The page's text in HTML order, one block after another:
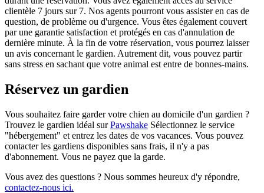
clientèle 7 jours sur 7. Nos agents pourront vous assister en cas de
question, de problème ou d'urgence. Vous êtes également couvert
par une garantie satisfaction et protégés en cas d'annulation de
dernière minute. À la fin de votre réservation, vous pourrez laisser
un avis concernant le gardien. Autrement dit, vous pouvez partir
sans stress en sachant que votre animal est entre de bonnes-mains.
Réservez un gardien
Vous souhaitez faire garder votre chien au domicile d'un gardien ?
Trouvez le gardien idéal surPawshake Sélectionnez le service
"hébergement" et entrez les dates de vos vacances. Vous pouvez
contacter les gardiens disponibles sans frais, il n'y a pas
d'abonnement. Vous ne payez que la garde.
Vous avez des questions ? Nous sommes heureux d'y répondre,
contactez-nous ici.